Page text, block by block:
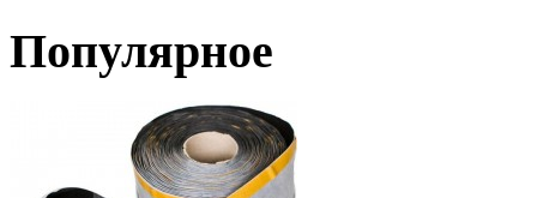
Популярное